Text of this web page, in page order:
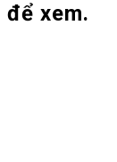
để xem.